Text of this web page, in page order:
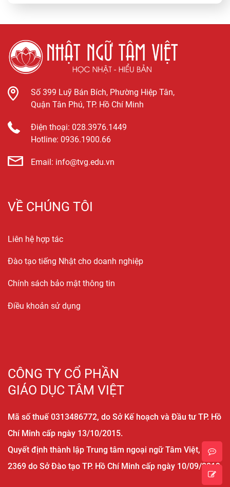
Số 399 Luỹ Bán Bích, Phường Hiệp Tân,
Quận Tân Phú, TP. Hồ Chí Minh
Điện thoại: 028.3976.1449
Hotline: 0936.1900.66
Email: info@tvg.edu.vn
VỀ CHÚNG TÔI
Liên hệ hợp tác
Đào tạo tiếng Nhật cho doanh nghiệp
Chính sách bảo mật thông tin
Điều khoản sử dụng
CÔNG TY CỔ PHẦN
GIÁO DỤC TÂM VIỆT
Mã số thuế 0313486772, do Sở Kế hoạch và Đầu tư TP. Hồ
Chí Minh cấp ngày 13/10/2015.
Quyết định thành lập Trung tâm ngoại ngữ Tâm Việt, số
2369 do Sở Đào tạo TP. Hồ Chí Minh cấp ngày 10/09/2019.